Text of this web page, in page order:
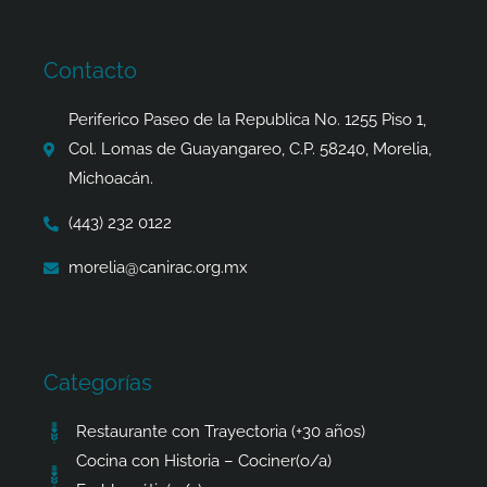
o
k
-
f
a
m
e
r
p
Contacto
Periferico Paseo de la Republica No. 1255 Piso 1,
Col. Lomas de Guayangareo, C.P. 58240, Morelia,
Michoacán.
(443) 232 0122
morelia@canirac.org.mx
Categorías
Restaurante con Trayectoria (+30 años)
Cocina con Historia – Cociner(o/a)